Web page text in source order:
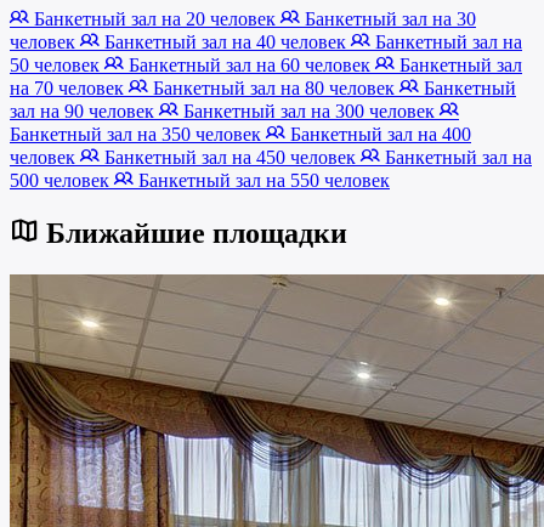
Банкетный зал на 20 человек
Банкетный зал на 30
человек
Банкетный зал на 40 человек
Банкетный зал на
50 человек
Банкетный зал на 60 человек
Банкетный зал
на 70 человек
Банкетный зал на 80 человек
Банкетный
зал на 90 человек
Банкетный зал на 300 человек
Банкетный зал на 350 человек
Банкетный зал на 400
человек
Банкетный зал на 450 человек
Банкетный зал на
500 человек
Банкетный зал на 550 человек
Ближайшие площадки